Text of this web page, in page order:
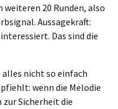
20 Runden, also
Aussagekraft:
Das sind die
nicht so einfach
wenn die Melodie
Sicherheit die